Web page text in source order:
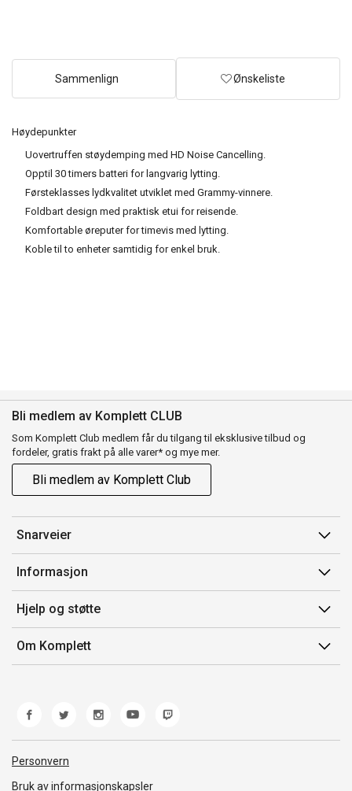
Høydepunkter
Uovertruffen støydemping med HD Noise Cancelling.
Opptil 30 timers batteri for langvarig lytting.
Førsteklasses lydkvalitet utviklet med Grammy-vinnere.
Foldbart design med praktisk etui for reisende.
Komfortable øreputer for timevis med lytting.
Koble til to enheter samtidig for enkel bruk.
Sammenlign Ønskeliste
Bli medlem av Komplett CLUB
Som Komplett Club medlem får du tilgang til eksklusive tilbud og
fordeler, gratis frakt på alle varer* og mye mer.
Bli medlem av Komplett Club
Snarveier
Min side
Ordreoversikt
Flex
Komplett Club
Informasjon
Salgsbetingelser
Medlemsvilkår for Komplett Club
Merker/produsent
Hjelp og støtte
Kontakt oss
Kundeservice
Retur
Reklamasjon og garanti
Frakt og levering
Om Komplett
Personvern
Bruk av informasjonskapsler